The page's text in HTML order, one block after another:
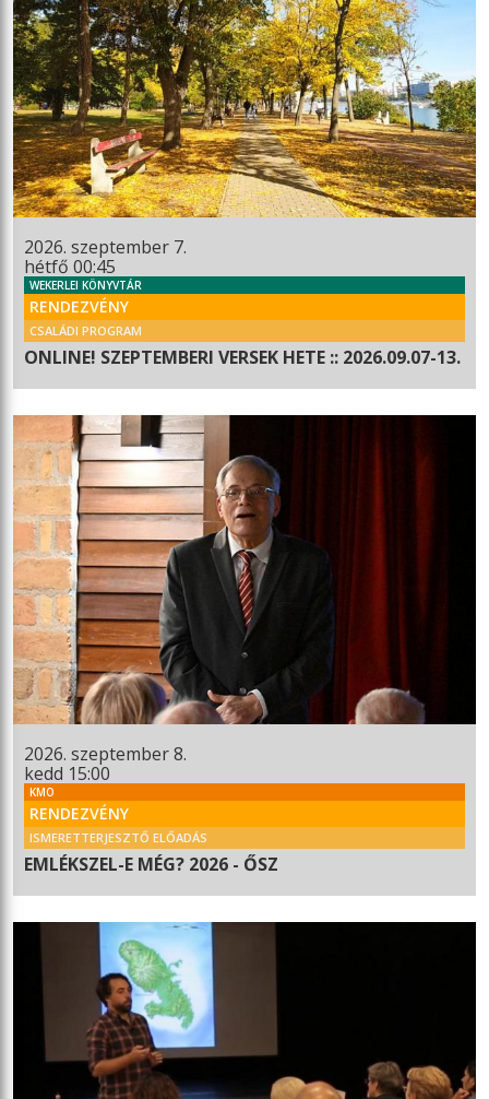
2026. szeptember 7.
hétfő 00:45
WEKERLEI KÖNYVTÁR
RENDEZVÉNY
CSALÁDI PROGRAM
ONLINE! SZEPTEMBERI VERSEK HETE :: 2026.09.07-13.
2026. szeptember 8.
kedd 15:00
KMO
RENDEZVÉNY
ISMERETTERJESZTŐ ELŐADÁS
EMLÉKSZEL-E MÉG? 2026 - ŐSZ